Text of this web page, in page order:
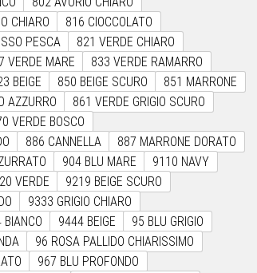
CHIARO
816 CIOCCOLATO
PESCA
821 VERDE CHIARO
VERDE MARE
833 VERDE RAMARRO
BEIGE 850 BEIGE SCURO
851 MARRONE
AZZURRO
861 VERDE GRIGIO SCURO
VERDE BOSCO
886 CANNELLA
887 MARRONE DORATO
904 BLU MARE
9110 NAVY
VERDE
9219 BEIGE SCURO
9333 GRIGIO CHIARO
9444 BEIGE
95 BLU GRIGIO
96 ROSA PALLIDO CHIARISSIMO
967 BLU PROFONDO